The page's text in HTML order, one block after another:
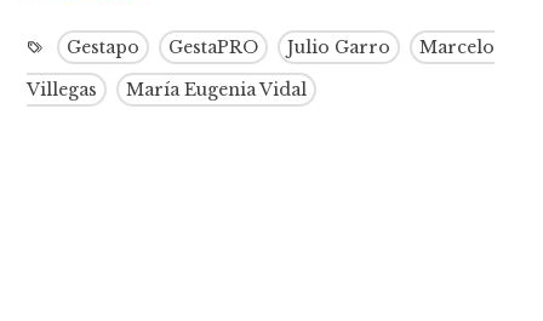
Gestapo GestaPRO Julio Garro
Marcelo
Villegas
María Eugenia Vidal